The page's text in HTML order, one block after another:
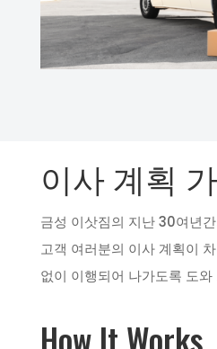
이사 계획
금성 이삿짐의 지난 30여년
고객 여러분의 이사 계획이
없이 이행되어 나가도록 도와
How It Works